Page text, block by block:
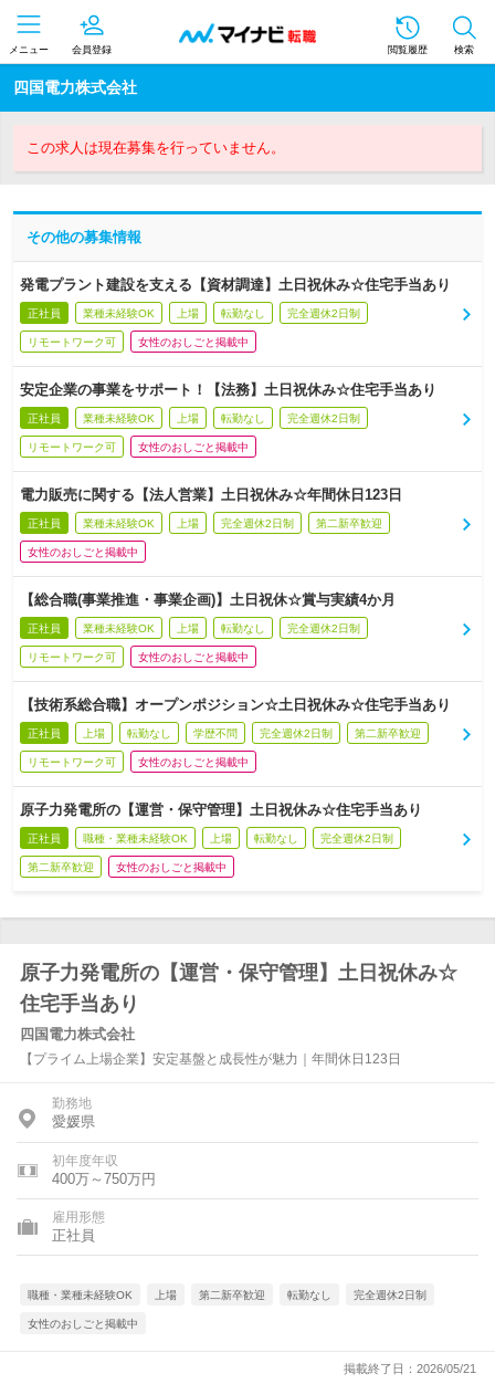
メニュー 会員登録 閲覧履歴 検索
四国電力株式会社
この求人は現在募集を行っていません。
その他の募集情報
発電プラント建設を支える【資材調達】土日祝休み☆住宅手当あり
正社員 業種未経験OK 上場 転勤なし 完全週休2日制
リモートワーク可 女性のおしごと掲載中
安定企業の事業をサポート！【法務】土日祝休み☆住宅手当あり
正社員 業種未経験OK 上場 転勤なし 完全週休2日制
リモートワーク可 女性のおしごと掲載中
電力販売に関する【法人営業】土日祝休み☆年間休日123日
正社員 業種未経験OK 上場 完全週休2日制 第二新卒歓迎
女性のおしごと掲載中
【総合職(事業推進・事業企画)】土日祝休☆賞与実績4か月
正社員 業種未経験OK 上場 転勤なし 完全週休2日制
リモートワーク可 女性のおしごと掲載中
【技術系総合職】オープンポジション☆土日祝休み☆住宅手当あり
正社員 上場 転勤なし 学歴不問 完全週休2日制 第二新卒歓迎
リモートワーク可 女性のおしごと掲載中
原子力発電所の【運営・保守管理】土日祝休み☆住宅手当あり
正社員 職種・業種未経験OK 上場 転勤なし 完全週休2日制
第二新卒歓迎 女性のおしごと掲載中
原子力発電所の【運営・保守管理】土日祝休み☆
住宅手当あり
四国電力株式会社
【プライム上場企業】安定基盤と成長性が魅力｜年間休日123日
勤務地
愛媛県
初年度年収
400万～750万円
雇用形態
正社員
職種・業種未経験OK 上場 第二新卒歓迎 転勤なし 完全週休2日制
女性のおしごと掲載中
掲載終了日：2026/05/21